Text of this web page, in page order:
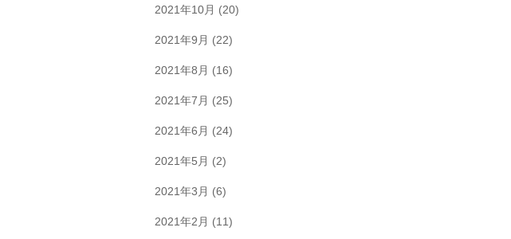
2021年10月 (20)
2021年9月 (22)
2021年8月 (16)
2021年7月 (25)
2021年6月 (24)
2021年5月 (2)
2021年3月 (6)
2021年2月 (11)